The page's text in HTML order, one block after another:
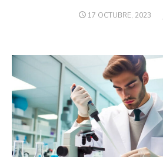
PUBLICADO
17 OCTUBRE, 2023